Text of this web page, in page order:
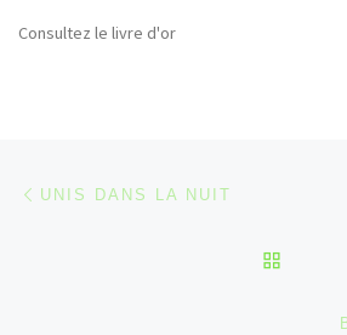
Consultez le livre d'or
Parcourir les articles
UNIS DANS LA NUIT